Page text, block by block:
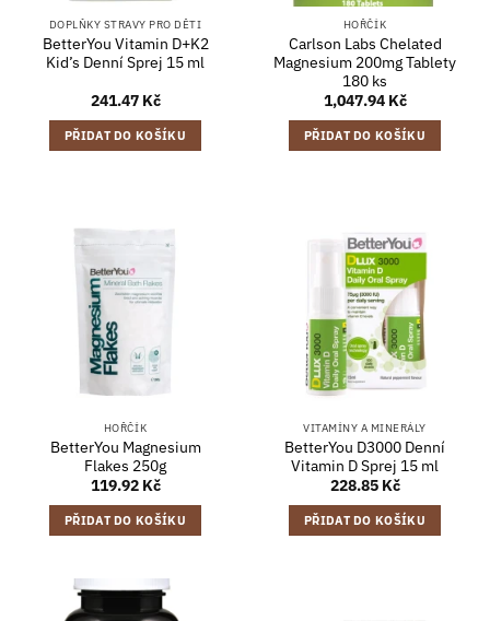
DOPLŇKY STRAVY PRO DĚTI
BetterYou Vitamin D+K2
Kid’s Denní Sprej 15 ml
241.47 Kč
PŘIDAT DO KOŠÍKU
HOŘČÍK
Carlson Labs Chelated
Magnesium 200mg Tablety
180 ks
1,047.94 Kč
PŘIDAT DO KOŠÍKU
HOŘČÍK
BetterYou Magnesium
Flakes 250g
119.92 Kč
PŘIDAT DO KOŠÍKU
VITAMÍNY A MINERÁLY
BetterYou D3000 Denní
Vitamin D Sprej 15 ml
228.85 Kč
PŘIDAT DO KOŠÍKU